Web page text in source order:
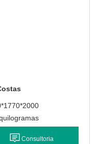
Consultoria